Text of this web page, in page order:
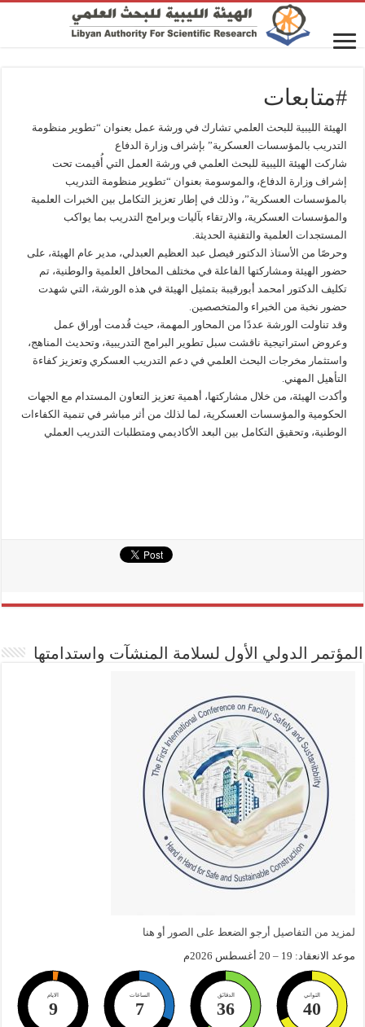
#متابعات
الهيئة الليبية للبحث العلمي تشارك في ورشة عمل بعنوان “تطوير منظومة
التدريب بالمؤسسات العسكرية” بإشراف وزارة الدفاع
شاركت الهيئة الليبية للبحث العلمي في ورشة العمل التي أُقيمت تحت
إشراف وزارة الدفاع، والموسومة بعنوان “تطوير منظومة التدريب
بالمؤسسات العسكرية”، وذلك في إطار تعزيز التكامل بين الخبرات العلمية
والمؤسسات العسكرية، والارتقاء بآليات وبرامج التدريب بما يواكب
المستجدات العلمية والتقنية الحديثة.
وحرصًا من الأستاذ الدكتور فيصل عبد العظيم العبدلي، مدير عام الهيئة، على
حضور الهيئة ومشاركتها الفاعلة في مختلف المحافل العلمية والوطنية، تم
تكليف الدكتور امحمد أبورقيبة بتمثيل الهيئة في هذه الورشة، التي شهدت
حضور نخبة من الخبراء والمتخصصين.
وقد تناولت الورشة عددًا من المحاور المهمة، حيث قُدمت أوراق عمل
وعروض استراتيجية ناقشت سبل تطوير البرامج التدريبية، وتحديث المناهج،
واستثمار مخرجات البحث العلمي في دعم التدريب العسكري وتعزيز كفاءة
التأهيل المهني.
وأكدت الهيئة، من خلال مشاركتها، أهمية تعزيز التعاون المستدام مع الجهات
الحكومية والمؤسسات العسكرية، لما لذلك من أثر مباشر في تنمية الكفاءات
الوطنية، وتحقيق التكامل بين البعد الأكاديمي ومتطلبات التدريب العملي
المؤتمر الدولي الأول لسلامة المنشآت واستدامتها
لمزيد من التفاصيل أرجو الضعط على الصور أو هنا
موعد الانعقاد: 19 – 20 أغسطس 2026م
الايام
9
الساعات
7
الدقائق
36
الثواني
40